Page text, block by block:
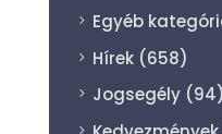
Egyéb
Hírek (658)
Jogsegély (94)